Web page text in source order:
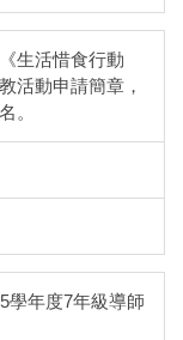
生活惜食行動
活動申請簡章，
。
學年度7年級導師